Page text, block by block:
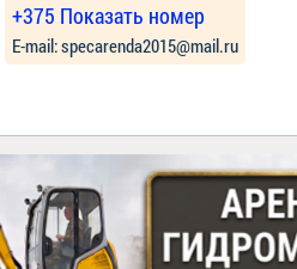
+375 Показать номер
Е-mail: specarenda2015@mail.ru